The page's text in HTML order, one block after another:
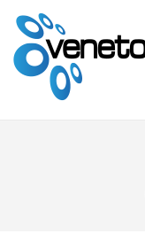
contenuto
(premi